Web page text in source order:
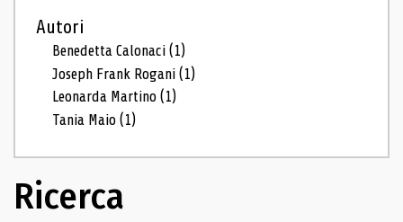
Autori
Benedetta Calonaci(1)
Joseph Frank Rogani(1)
Leonarda Martino(1)
Tania Maio(1)
Ricerca